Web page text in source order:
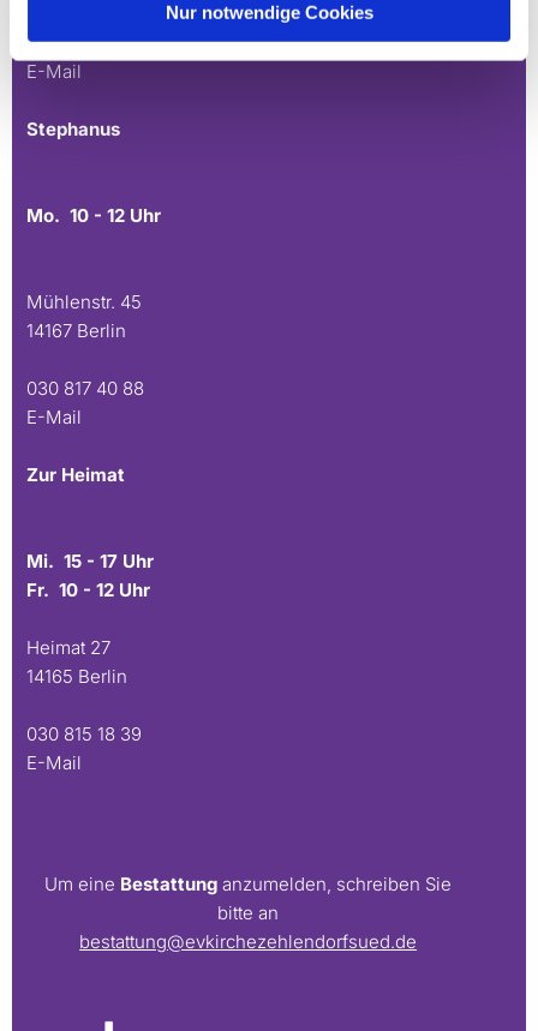
Nur notwendige Cookies
030 815 45 54
E-Mail
Stephanus
Mo. 10 - 12 Uhr
Mühlenstr. 45
14167 Berlin
030 817 40 88
E-Mail
Zur Heimat
Mi. 15 - 17 Uhr
Fr. 10 - 12 Uhr
Heimat 27
14165 Berlin
030 815 18 39
E-Mail
Um eine Bestattung anzumelden, schreiben Sie
bitte an
bestattung@evkirchezehlendorfsued.de